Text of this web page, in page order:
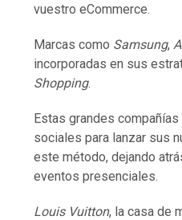
vuestro eCommerce.
Marcas como Samsung,
incorporadas en sus
Shopping.
Estas grandes
sociales para lanzar sus
este método, dejando
eventos presenciales.
Louis Vuitton, la casa de